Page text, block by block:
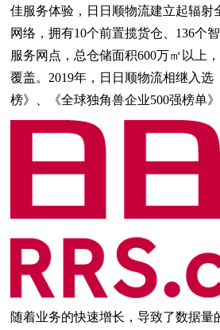
佳服务体验，日日顺物流建立起辐射
网络，拥有10个前置揽货仓、136个
服务网点，总仓储面积600万㎡以上
覆盖。2019年，日日顺物流相继入选
榜》、《全球独角兽企业500强榜单》
随着业务的快速增长，导致了数据量